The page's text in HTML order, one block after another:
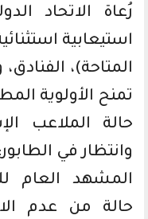
رُعاة الاتحاد
استيعابية
المتاحة)،
تمنح الأولوية
حالة الملاعب
وانتظار في الطابور:
المشهد العام
حالة من عدم